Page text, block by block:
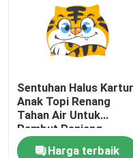
Sentuhan Halus
Anak Topi Renang
Tahan Air Untuk
Rambut Panjang
Rambut Pendek
Harga terbaik